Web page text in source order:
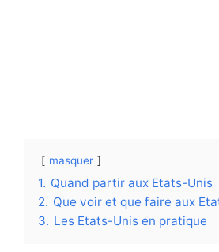
masquer
1. Quand partir aux Etats-Unis
2. Que voir et que faire aux
3. Les Etats-Unis en pratique